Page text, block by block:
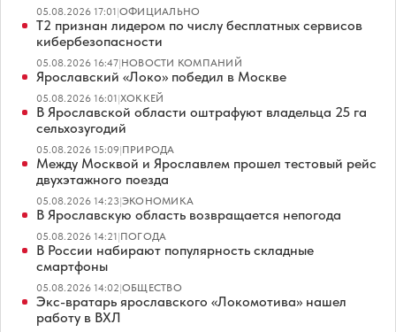
05.08.2026 17:01|ОФИЦИАЛЬНО
Т2 признан лидером по числу бесплатных сервисов
кибербезопасности
05.08.2026 16:47|НОВОСТИ КОМПАНИЙ
Ярославский «Локо» победил в Москве
05.08.2026 16:01|ХОККЕЙ
В Ярославской области оштрафуют владельца 25 га
сельхозугодий
05.08.2026 15:09|ПРИРОДА
Между Москвой и Ярославлем прошел тестовый рейс
двухэтажного поезда
05.08.2026 14:23|ЭКОНОМИКА
В Ярославскую область возвращается непогода
05.08.2026 14:21|ПОГОДА
В России набирают популярность складные
смартфоны
05.08.2026 14:02|ОБЩЕСТВО
Экс-вратарь ярославского «Локомотива» нашел
работу в ВХЛ